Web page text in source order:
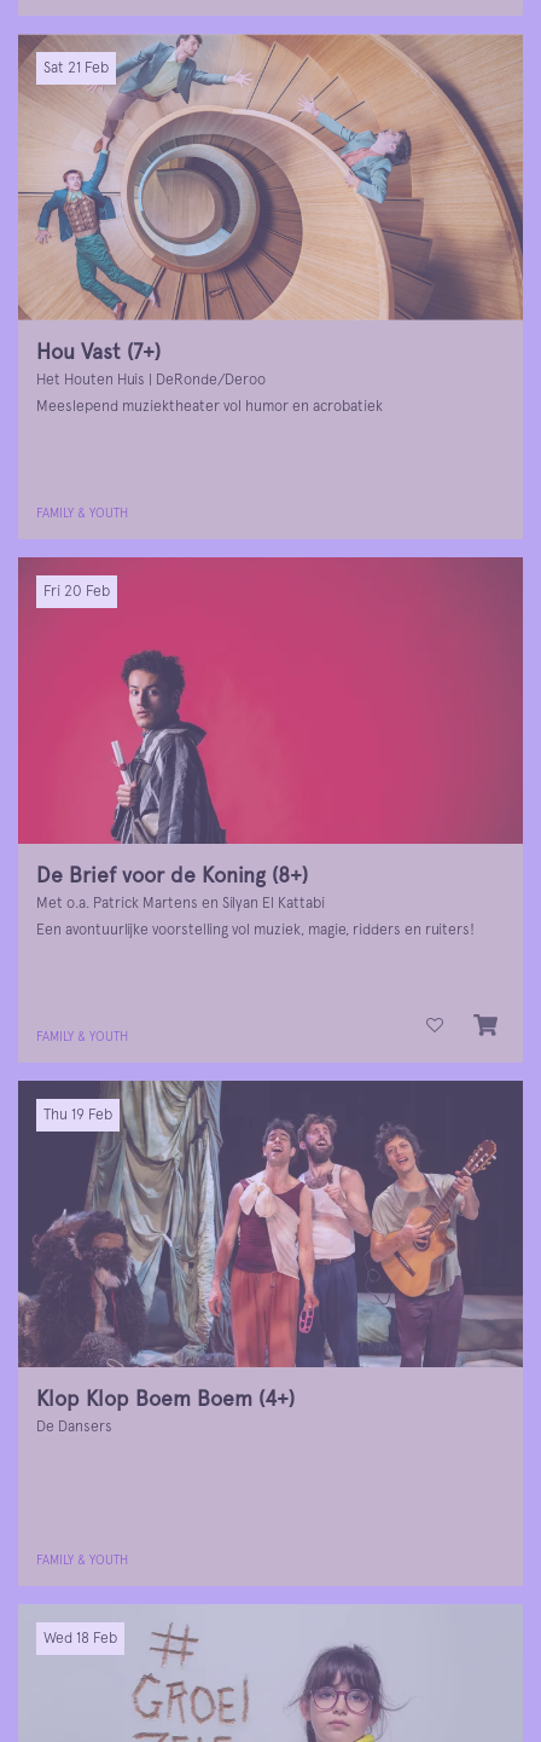
Hou Vast (7+)
Het Houten Huis | DeRonde/Deroo
Meeslepend muziektheater vol humor en acrobatiek
Sat 21 Feb
FAMILY & YOUTH
De Brief voor de Koning (8+)
Met o.a. Patrick Martens en Silyan El Kattabi
Een avontuurlijke voorstelling vol muziek, magie, ridders en ruiters!
Fri 20 Feb
FAMILY & YOUTH
Klop Klop Boem Boem (4+)
De Dansers
Thu 19 Feb
FAMILY & YOUTH
Wed 18 Feb